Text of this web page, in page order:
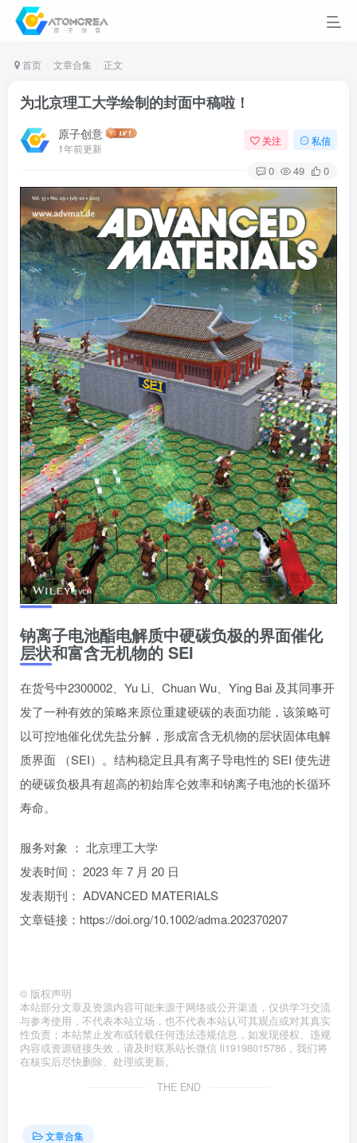
首页 文章合集 正文
为北京理工大学绘制的封面中稿啦！
原子创意
1年前更新
关注 私信
0 49 0
钠离子电池酯电解质中硬碳负极的界面催化
层状和富含无机物的 SEI
在货号中2300002、Yu Li、Chuan Wu、Ying Bai 及其同事开
发了一种有效的策略来原位重建硬碳的表面功能，该策略可
以可控地催化优先盐分解，形成富含无机物的层状固体电解
质界面 （SEI）。结构稳定且具有离子导电性的 SEI 使先进
的硬碳负极具有超高的初始库仑效率和钠离子电池的长循环
寿命。
服务对象 ： 北京理工大学
发表时间： 2023 年 7 月 20 日
发表期刊： ADVANCED MATERIALS
文章链接：https://doi.org/10.1002/adma.202370207
© 版权声明
本站部分文章及资源内容可能来源于网络或公开渠道，仅供学习交流
与参考使用，不代表本站立场，也不代表本站认可其观点或对其真实
性负责；本站禁止发布或转载任何违法违规信息，如发现侵权、违规
内容或资源链接失效，请及时联系站长微信 li19198015786，我们将
在核实后尽快删除、处理或更新。
THE END
文章合集